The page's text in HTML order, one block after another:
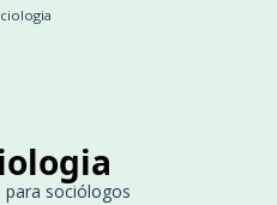
para sociólogos